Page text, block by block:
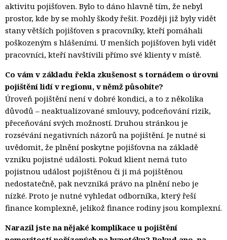
aktivitu pojišťoven. Bylo to dáno hlavně tím, že nebyl
prostor, kde by se mohly škody řešit. Později již byly vidět
stany větších pojišťoven s pracovníky, kteří pomáhali
poškozeným s hlášeními. U menších pojišťoven byli vidět
pracovníci, kteří navštívili přímo své klienty v místě.
Co vám v základu řekla zkušenost s tornádem o úrovni
pojištění lidí v regionu, v němž působíte?
Úroveň pojištění není v dobré kondici, a to z několika
důvodů – neaktualizované smlouvy, podceňování rizik,
přeceňování svých možností. Druhou stránkou je
rozsévání negativních názorů na pojištění. Je nutné si
uvědomit, že plnění poskytne pojišťovna na základě
vzniku pojistné události. Pokud klient nemá tuto
pojistnou událost pojištěnou či ji má pojištěnou
nedostatečně, pak nevzniká právo na plnění nebo je
nízké. Proto je nutné vyhledat odborníka, který řeší
finance komplexně, jelikož finance rodiny jsou komplexní.
Narazil jste na nějaké komplikace u pojištění